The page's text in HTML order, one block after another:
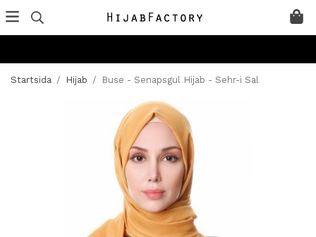
Startsida / Hijab / Buse - Senapsgul Hijab - Sehr-i Sal